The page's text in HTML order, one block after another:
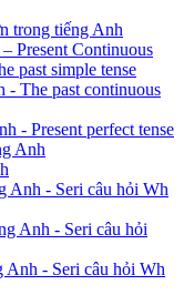
trong tiếng Anh
Present Continuous
past simple tense
- The past continuous
- Present perfect tense
Anh
Anh - Seri câu hỏi Wh
Anh - Seri câu hỏi
Anh - Seri câu hỏi Wh